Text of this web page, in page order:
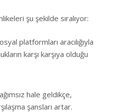
şu şekilde sıralıyor:
platformları aracılığıyla
karşı karşıya olduğu
hale geldikçe,
şansları artar.